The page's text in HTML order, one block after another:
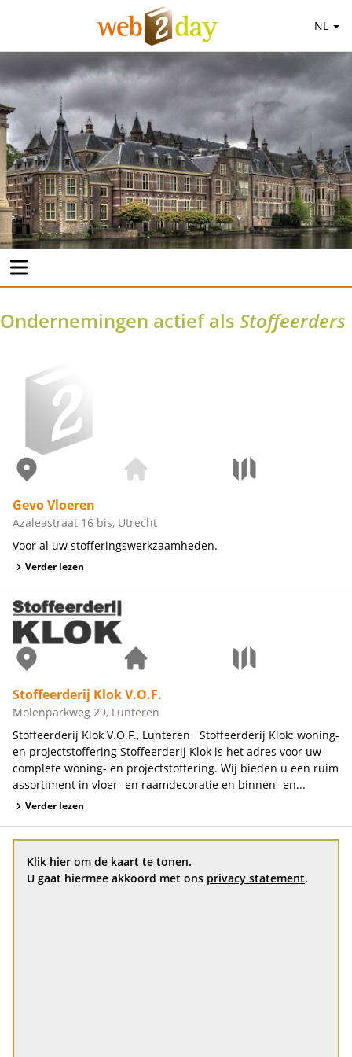
NL
Ondernemingen actief als Stoffeerders
Gevo Vloeren
Azaleastraat 16 bis, Utrecht
Voor al uw stofferingswerkzaamheden.
Verder lezen
Stoffeerderij Klok V.O.F.
Molenparkweg 29, Lunteren
Stoffeerderij Klok V.O.F., Lunteren Stoffeerderij Klok: woning-
en projectstoffering Stoffeerderij Klok is het adres voor uw
complete woning- en projectstoffering. Wij bieden u een ruim
assortiment in vloer- en raamdecoratie en binnen- en...
Verder lezen
Klik hier om de kaart te tonen.
U gaat hiermee akkoord met ons privacy statement.